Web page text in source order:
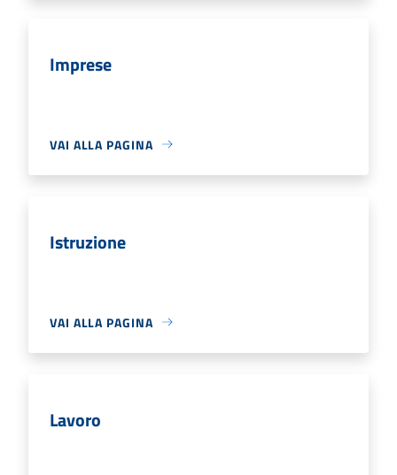
Imprese
VAI ALLA PAGINA
Istruzione
VAI ALLA PAGINA
Lavoro